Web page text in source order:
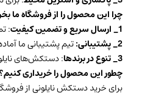
چرا این محصول را از فروشگاه ما
1_ ارسال سریع و تضمین کیفیت
:
2_ پشتیبانی:
تیم پشتیبانی ما
3_ تنوع در برندها
: دستکش‌های
چطور این محصول را خریداری کنیم؟
برای خرید دستکش نایلونی از